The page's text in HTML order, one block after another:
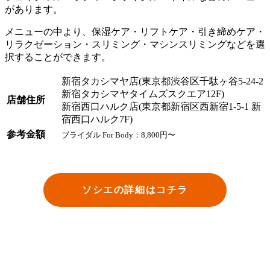
があります。
メニューの中より、保湿ケア・リフトケア・引き締めケア・
リラクゼーション・スリミング・マシンスリミングなどを選
択することができます。
店舗住所
新宿タカシマヤ店(東京都渋谷区千駄ヶ谷5-24-2
新宿タカシマヤタイムズスクエア12F)
新宿西口ハルク店(東京都新宿区西新宿1-5-1 新
宿西口ハルク7F)
参考金額
ブライダル For Body：8,800円〜
ソシエの詳細はコチラ